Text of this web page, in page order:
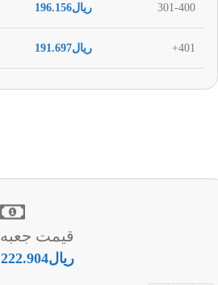
301-400 ریال196.156
401+ ریال191.697
قیمت جعبه
ریال222.904